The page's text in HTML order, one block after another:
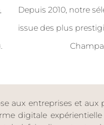
Depuis 2010, notre
issue des plus
aux entreprises et aux
digitale